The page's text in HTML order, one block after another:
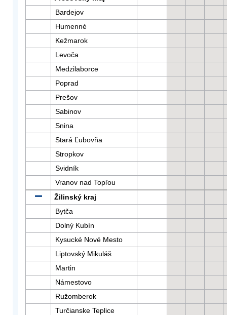
Bardejov
Humenné
Kežmarok
Levoča
Medzilaborce
Poprad
Prešov
Sabinov
Snina
Stará Ľubovňa
Stropkov
Svidník
Vranov nad Topľou
Žilinský kraj
Bytča
Dolný Kubín
Kysucké Nové Mesto
Liptovský Mikuláš
Martin
Námestovo
Ružomberok
Turčianske Teplice